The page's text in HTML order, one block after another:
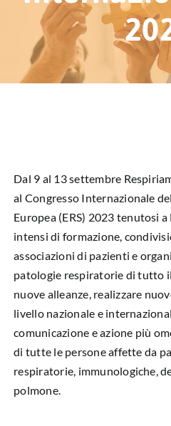
NEWS & EVENTI
CHI SIAMO
DIVENTA SOCIO
LIBRO SCRITTURE IN ROSA
Dal 9 al 13 settembre
al Congresso Internazionale
Europea (ERS) 2023 tenutosi
intensi di formazione,
associazioni di pazienti e
patologie respiratorie di tutto
nuove alleanze, realizzare
livello nazionale e
comunicazione e azione più
di tutte le persone affette da
respiratorie, immunologiche,
polmone.